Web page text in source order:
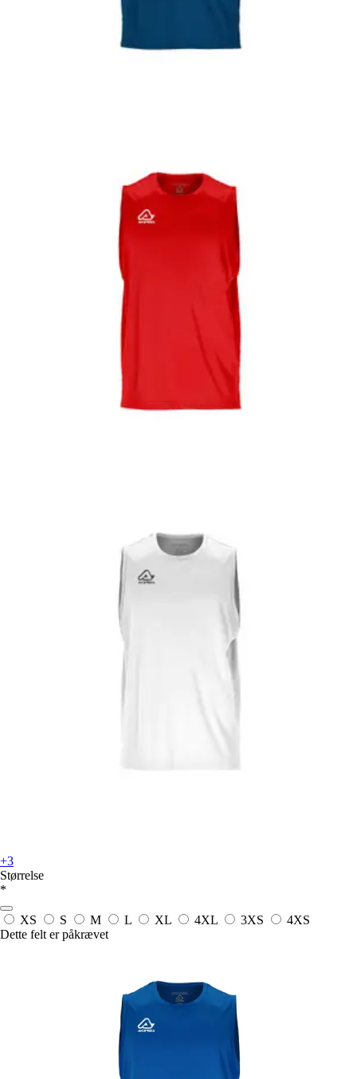
+3
Størrelse
*
XS S M L XL 4XL 3XS
4XS
Dette felt er påkrævet